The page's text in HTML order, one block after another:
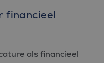
financieel
als financieel